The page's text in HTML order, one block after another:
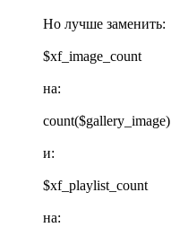
Но лучше заменить:
$xf_image_count
на:
count($gallery_image)
и:
$xf_playlist_count
на: